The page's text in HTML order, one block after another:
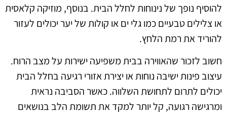
להוסיף נופך של נינוחות לחלל הבית. בנוסף, מוזיקה קלאסית
או צלילים טבעיים כמו גלי ים או קולות של יער יכולים לעזור
להוריד את רמת הלחץ.
חשוב לזכור שהאווירה בבית משפיעה ישירות על מצב הרוח.
עיצוב פינות ישיבה נוחות או יצירת אזורי רגיעה בחלל הבית
יכולים לתרום לתחושת השלווה. כאשר הסביבה נראית
ומרגישה רגועה, קל יותר למקד את תשומת הלב בנושאים